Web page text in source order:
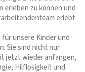
erleben zu können und
erlebt
unsere Kinder und
Sie sind nicht nur
jetzt wieder anfangen,
Hilflosigkeit und